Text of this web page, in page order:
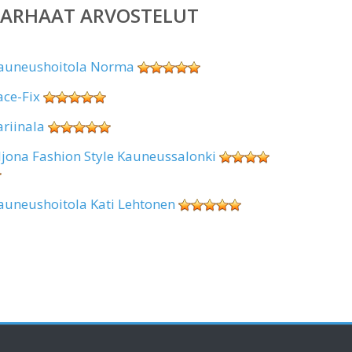
ARVOSTELUT
Norma
Fix
Fashion Style Kauneussalonki
Kati Lehtonen